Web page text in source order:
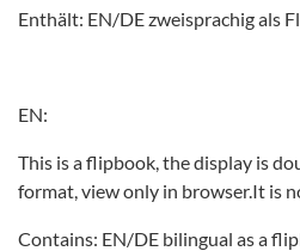
Enthält: EN/DE zweisprachig als
EN:
This is a flipbook, the display is
format, view only in browser.It is
Contains: EN/DE bilingual as a